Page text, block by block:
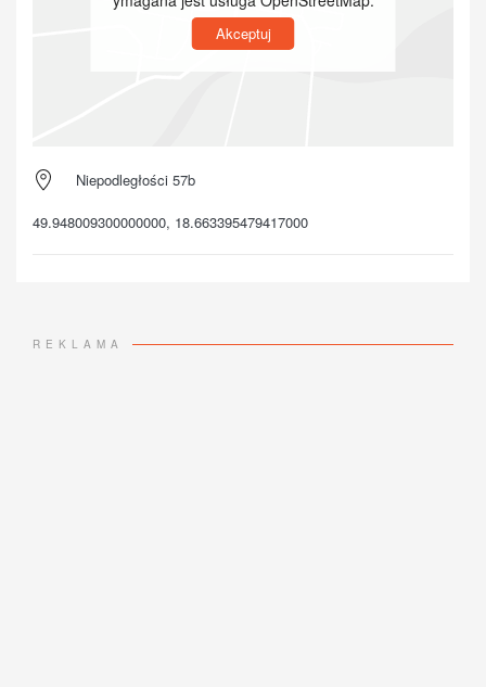
Akceptuj
Niepodległości 57b
49.948009300000000, 18.663395479417000
REKLAMA